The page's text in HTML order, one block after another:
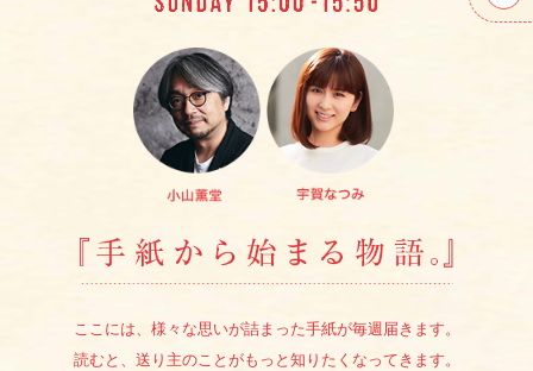
ここには、様々な思いが詰まった手紙が毎週届きます。
読むと、送り主のことがもっと知りたくなってきます。